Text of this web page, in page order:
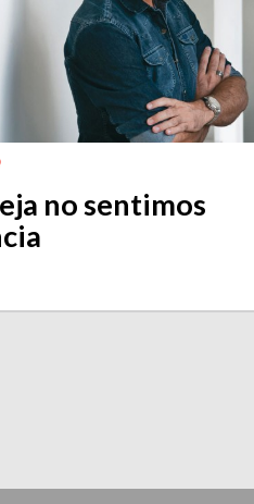
no sentimos